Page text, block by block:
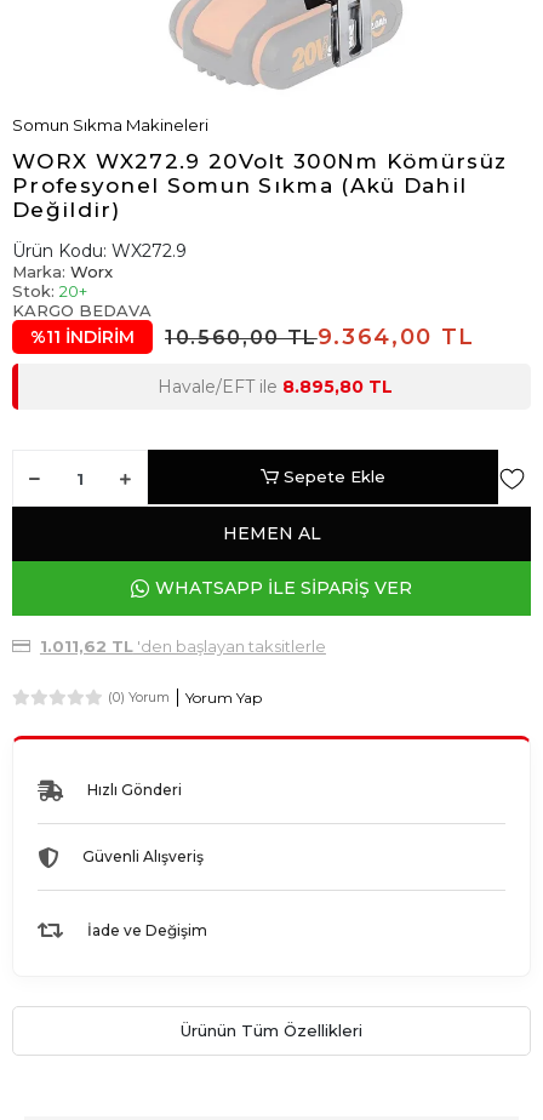
Somun Sıkma Makineleri
WORX WX272.9 20Volt 300Nm Kömürsüz
Profesyonel Somun Sıkma (Akü Dahil
Değildir)
Ürün Kodu: WX272.9
Marka: Worx
Stok: 20+
KARGO BEDAVA
%11 İNDİRİM 10.560,00 TL9.364,00 TL
Havale/EFT ile 8.895,80 TL
Sepete Ekle
HEMEN AL
WHATSAPP İLE SİPARİŞ VER
1.011,62 TL'den başlayan taksitlerle
(0) Yorum Yorum Yap
Hızlı Gönderi
Güvenli Alışveriş
İade ve Değişim
Ürünün Tüm Özellikleri